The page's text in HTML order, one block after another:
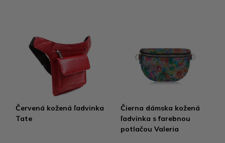
Červená kožená ľadvinka
Tate
Čierna dámska kožená
ľadvinka s farebnou
potlačou Valeria